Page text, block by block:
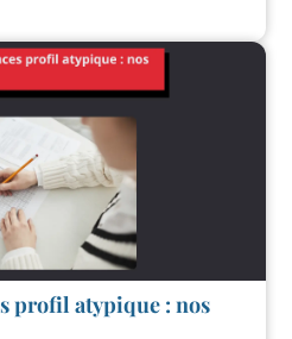
profil atypique : nos